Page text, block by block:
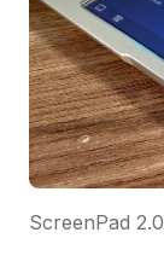
ScreenPad 2.0